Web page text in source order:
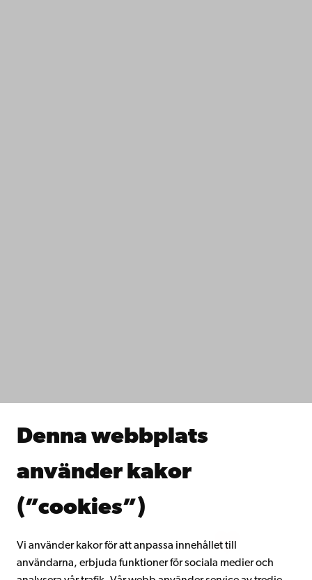
Denna webbplats
använder kakor
(”cookies”)
Vi använder kakor för att anpassa innehållet till
användarna, erbjuda funktioner för sociala medier och
Samarbeta med oss
Kontinuerligt lärande
Gå med i Åbo Akademis alumnnätverk
Intranätet